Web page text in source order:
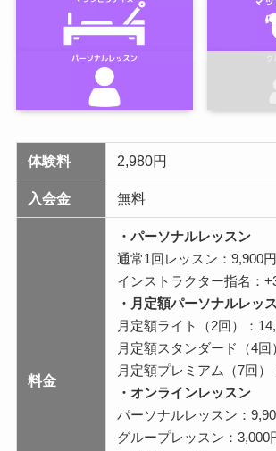
体験料 2,980円
入会金 無料
料金
・パーソナルレッスン
通常1回レッスン：9,900
インストラクター指名：
・月定額パーソナルレッ
月定額ライト（2回）：
月定額スタンダード（4回
月定額プレミアム（7回）
・オンラインレッスン
パーソナルレッスン：
グループレッスン：3,000